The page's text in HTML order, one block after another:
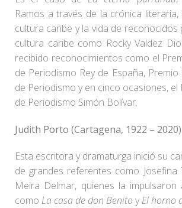
Ramos a través de la crónica
cultura caribe y la vida de reconocidos
cultura caribe como Rocky Valdez
recibido reconocimientos como el
de Periodismo Rey de España,
de Periodismo y en cinco ocasiones,
de Periodismo Simón Bolívar.
Judith Porto (Cartagena, 1922 – 2020)
Esta escritora y dramaturga inició su
de grandes referentes como
Meira Delmar, quienes la
como La casa de don Benito y El horno